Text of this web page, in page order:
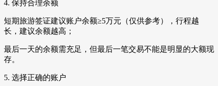
4. 保持合理余额
短期旅游签证建议账户余额≥5万元（仅供参考），行程越
长，建议余额越高；
最后一天的余额需充足，但最后一笔交易不能是明显的大额现
存。
5. 选择正确的账户